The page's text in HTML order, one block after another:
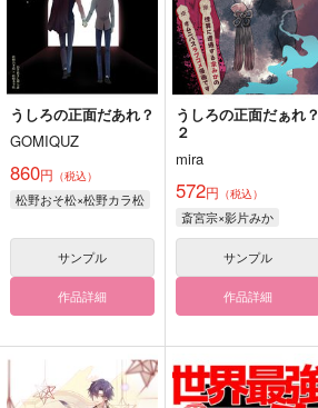
うしろの正面だあれ？
GOMIQUZ
860円 （税込）
松野おそ松×松野カラ松
サンプル
作品詳細
うしろの正面だぁれ？
２
mira
572円 （税込）
斎宮宗×影片みか
サンプル
作品詳細